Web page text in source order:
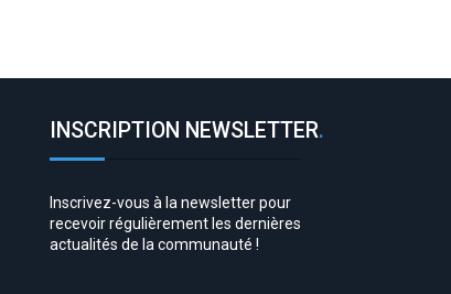
INSCRIPTION NEWSLETTER.
Inscrivez-vous à la newsletter pour
recevoir régulièrement les dernières
actualités de la communauté !